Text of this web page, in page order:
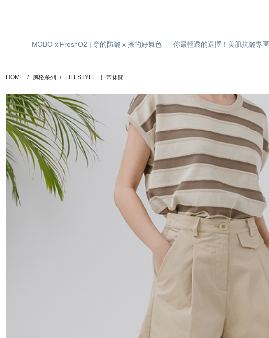
MOBO x FreshO2 | 穿的防曬 x 擦的好氣色 你最輕透的選擇！美肌抗曬專區
HOME 風格系列 LIFESTYLE | 日常休閒